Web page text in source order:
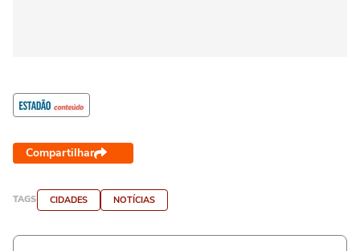
Compartilhar
TAGS CIDADES NOTÍCIAS